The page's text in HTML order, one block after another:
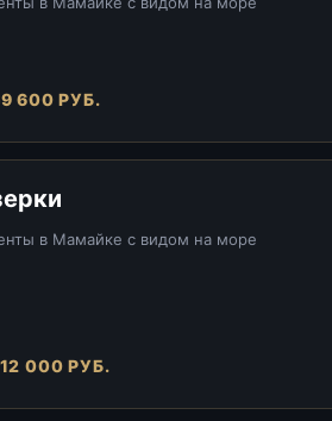
600 РУБ.
в Мамайке с видом на море
000 РУБ.